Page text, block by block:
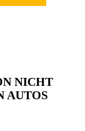
NICHT
AUTOS